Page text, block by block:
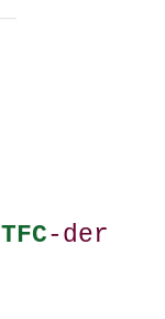
TFC-der